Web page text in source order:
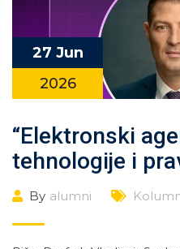
27 Jun
2026
“Elektronski
tehnologije i
By alumni